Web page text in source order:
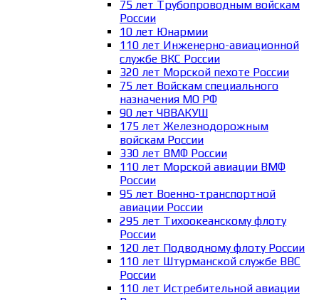
75 лет Трубопроводным войскам
России
10 лет Юнармии
110 лет Инженерно-авиационной
службе ВКС России
320 лет Морской пехоте России
75 лет Войскам специального
назначения МО РФ
90 лет ЧВВАКУШ
175 лет Железнодорожным
войскам России
330 лет ВМФ России
110 лет Морской авиации ВМФ
России
95 лет Военно-транспортной
авиации России
295 лет Тихоокеанскому флоту
России
120 лет Подводному флоту России
110 лет Штурманской службе ВВС
России
110 лет Истребительной авиации